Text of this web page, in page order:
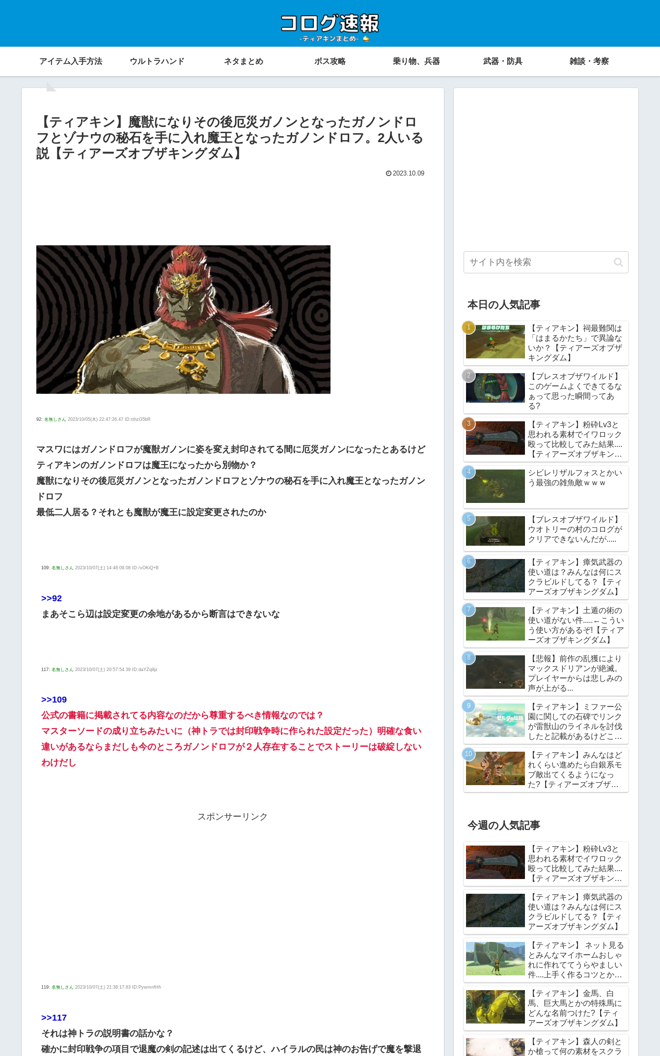
アイテム入手方法 ウルトラハンド ネタまとめ ボス攻略 乗り物、兵器 武器・防具 雑談・考察
【ティアキン】魔獣になりその後厄災ガノンとなったガノンドロ
フとゾナウの秘石を手に入れ魔王となったガノンドロフ。2人いる
説【ティアーズオブザキングダム】
2023.10.09
92: 名無しさん 2023/10/05(木) 22:47:26.47 ID:tthzG5bR
マスワにはガノンドロフが魔獣ガノンに姿を変え封印されてる間に厄災ガノンになったとあるけど
ティアキンのガノンドロフは魔王になったから別物か？
魔獣になりその後厄災ガノンとなったガノンドロフとゾナウの秘石を手に入れ魔王となったガノン
ドロフ
最低二人居る？それとも魔獣が魔王に設定変更されたのか
109: 名無しさん 2023/10/07(土) 14:48:09.08 ID:/vOKiQ+B
>>92
まあそこら辺は設定変更の余地があるから断言はできないな
117: 名無しさん 2023/10/07(土) 20:57:54.39 ID:daYZq9jz
>>109
公式の書籍に掲載されてる内容なのだから尊重するべき情報なのでは？
マスターソードの成り立ちみたいに（神トラでは封印戦争時に作られた設定だった）明確な食い
違いがあるならまだしも今のところガノンドロフが２人存在することでストーリーは破綻しない
わけだし
スポンサーリンク
119: 名無しさん 2023/10/07(土) 21:38:17.83 ID:PywmnfHh
>>117
それは神トラの説明書の話かな？
確かに封印戦争の項目で退魔の剣の記述は出てくるけど、ハイラルの民は神のお告げで魔を撃退
本日の人気記事
【ティアキン】祠最難関は
「はまるかたち」で異論な
いか？【ティアーズオブザ
キングダム】
【ブレスオブザワイルド】
このゲームよくできてるな
ぁって思った瞬間ってあ
る?
【ティアキン】粉砕Lv3と
思われる素材でイワロック
殴って比較してみた結果....
【ティアーズオブザキング
ダム】
シビレリザルフォスとかい
う最強の雑魚敵ｗｗｗ
【ブレスオブザワイルド】
ウオトリーの村のコログが
クリアできないんだが.....
【ティアキン】瘴気武器の
使い道は？みんなは何にス
クラビルドしてる？【ティ
アーズオブザキングダム】
【ティアキン】土遁の術の
使い道がない件.....←こうい
う使い方があるぞ!【ティア
ーズオブザキングダム】
【悲報】前作の乱獲により
マックスドリアンが絶滅。
プレイヤーからは悲しみの
声が上がる...
【ティアキン】ミファー公
園に関しての石碑でリンク
が雷獣山のライネルを討伐
したと記載があるけどこれ
っていつの話?【ティアー
ズオブザキングダム】
【ティアキン】みんなはど
れくらい進めたら白銀系モ
ブ敵出てくるようになっ
た?【ティアーズオブザキ
ングダム】
今週の人気記事
【ティアキン】粉砕Lv3と
思われる素材でイワロック
殴って比較してみた結果....
【ティアーズオブザキング
ダム】
【ティアキン】瘴気武器の
使い道は？みんなは何にス
クラビルドしてる？【ティ
アーズオブザキングダム】
【ティアキン】 ネット見る
とみんなマイホームおしゃ
れに作れててうらやましい
件....上手く作るコツとかあ
る？【ティアーズオブザキ
ングダム】
【ティアキン】金馬、白
馬、巨大馬とかの特殊馬に
どんな名前つけた?【ティ
アーズオブザキングダム】
【ティアキン】森人の剣と
か槍って何の素材をスクラ